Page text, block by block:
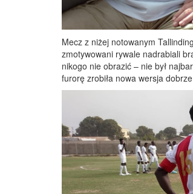
Mecz z niżej notowanym
zmotywowani rywale nadrabiali
nikogo nie obrazić – nie był
furorę zrobiła nowa wersja